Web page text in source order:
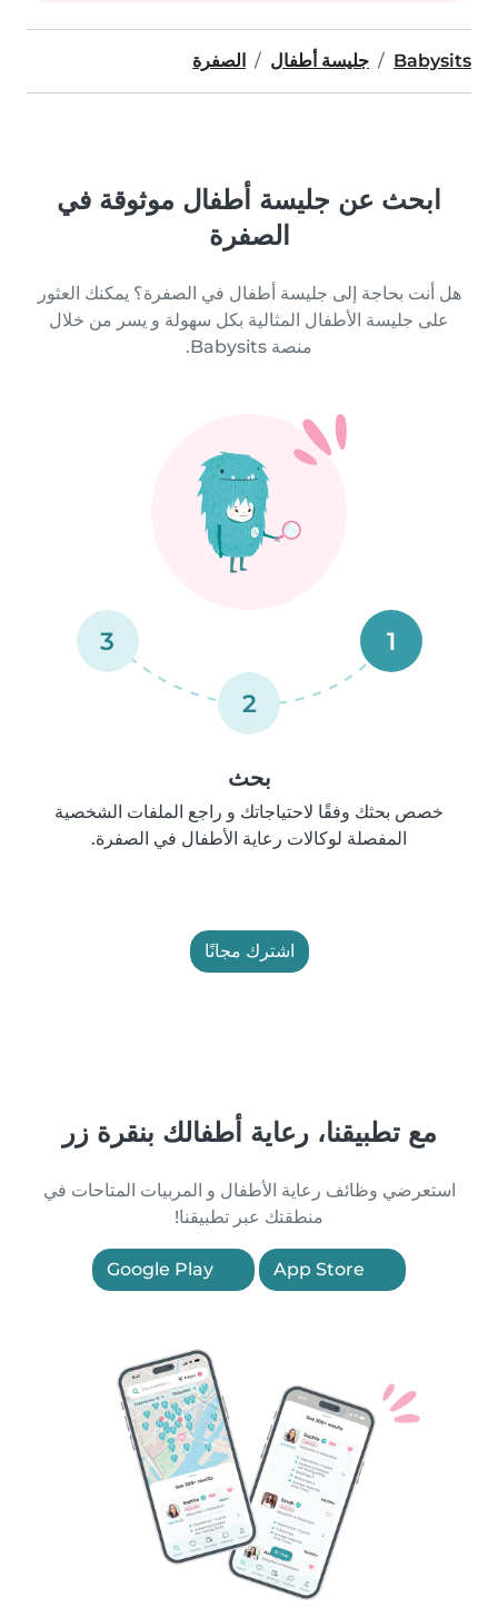
Babysits جليسة أطفال الصفرة
ابحث عن جليسة أطفال موثوقة في
الصفرة
هل أنت بحاجة إلى جليسة أطفال في الصفرة؟ يمكنك العثور
على جليسة الأطفال المثالية بكل سهولة و يسر من خلال
منصة Babysits.
1
2
3
بحث
خصص بحثك وفقًا لاحتياجاتك و راجع الملفات الشخصية
المفصلة لوكالات رعاية الأطفال في الصفرة.
اشترك مجانًا
مع تطبيقنا، رعاية أطفالك بنقرة زر
استعرضي وظائف رعاية الأطفال و المربيات المتاحات في
منطقتك عبر تطبيقنا!